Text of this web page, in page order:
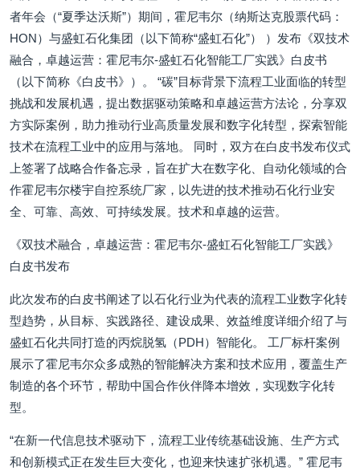
者年会（“夏季达沃斯”）期间，霍尼韦尔（纳斯达克股票代码：
HON）与盛虹石化集团（以下简称“盛虹石化”） ）发布《双技术
融合，卓越运营：霍尼韦尔-盛虹石化智能工厂实践》白皮书
（以下简称《白皮书》）。 “碳”目标背景下流程工业面临的转型
挑战和发展机遇，提出数据驱动策略和卓越运营方法论，分享双
方实际案例，助力推动行业高质量发展和数字化转型，探索智能
技术在流程工业中的应用与落地。 同时，双方在白皮书发布仪式
上签署了战略合作备忘录，旨在扩大在数字化、自动化领域的合
作霍尼韦尔楼宇自控系统厂家，以先进的技术推动石化行业安
全、可靠、高效、可持续发展。技术和卓越的运营。
《双技术融合，卓越运营：霍尼韦尔-盛虹石化智能工厂实践》
白皮书发布
此次发布的白皮书阐述了以石化行业为代表的流程工业数字化转
型趋势，从目标、实践路径、建设成果、效益维度详细介绍了与
盛虹石化共同打造的丙烷脱氢（PDH）智能化。 工厂标杆案例
展示了霍尼韦尔众多成熟的智能解决方案和技术应用，覆盖生产
制造的各个环节，帮助中国合作伙伴降本增效，实现数字化转
型。
“在新一代信息技术驱动下，流程工业传统基础设施、生产方式
和创新模式正在发生巨大变化，也迎来快速扩张机遇。” 霍尼韦